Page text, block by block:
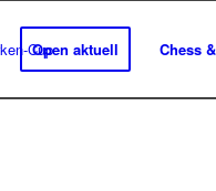
Open aktuell Chess